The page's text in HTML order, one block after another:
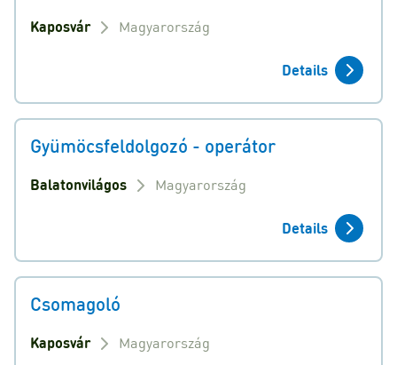
Kaposvár Magyarország
Details
Gyümöcsfeldolgozó - operátor
Balatonvilágos Magyarország
Details
Csomagoló
Kaposvár Magyarország